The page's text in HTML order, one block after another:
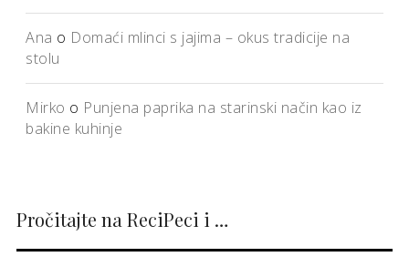
Ana o Domaći mlinci s jajima – okus tradicije na
stolu
Mirko o Punjena paprika na starinski način kao iz
bakine kuhinje
Pročitajte na ReciPeci i …